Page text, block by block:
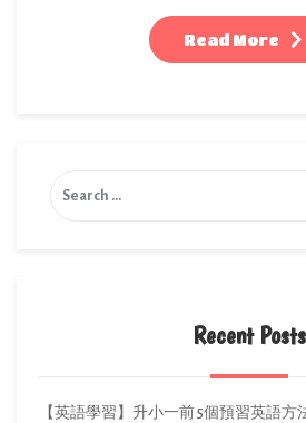
Read More
Recent Posts
【英語學習】升小一前 5個預習英語方